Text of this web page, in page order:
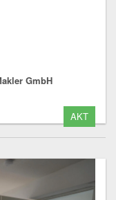
GmbH
AKT